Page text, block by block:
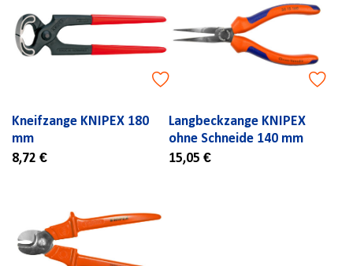
Kneifzange KNIPEX 180
mm
8,72 €
Langbeckzange KNIPEX
ohne Schneide 140 mm
15,05 €